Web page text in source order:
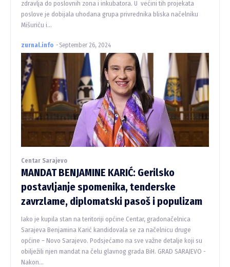
zdravlja do poslovnih zona i inkubatora. U većini tih projekata
poslove je dobijala uhodana grupa privrednika bliska načelniku
Mišuriću i...
zurnal.info - September 26, 2024
Centar Sarajevo
MANDAT BENJAMINE KARIĆ: Gerilsko
postavljanje spomenika, tenderske
zavrzlame, diplomatski pasoš i populizam
Iako je kupila stan na teritoriji općine Centar, gradonačelnica
Sarajeva Benjamina Karić kandidovala se za načelnicu druge
općine – Novo Sarajevo. Podsjećamo na sve važne detalje koji su
obilježili njen mandat na čelu glavnog grada BiH. GRAD SARAJEVO -
Nakon...